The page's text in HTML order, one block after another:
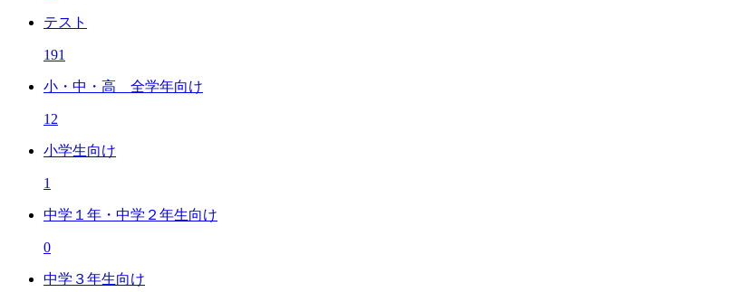
テスト
191
小・中・高 全学年向け
12
小学生向け
1
中学１年・中学２年生向け
0
中学３年生向け